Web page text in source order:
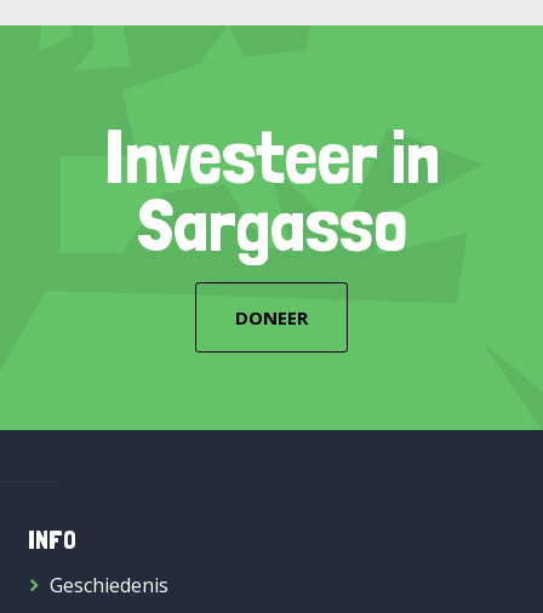
Investeer in
Sargasso
DONEER
INFO
Geschiedenis